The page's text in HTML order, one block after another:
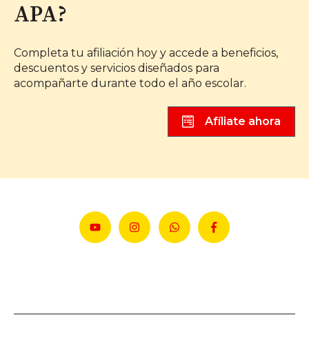
APA?
Completa tu afiliación hoy y accede a beneficios,
descuentos y servicios diseñados para
acompañarte durante todo el año escolar.
Afíliate ahora